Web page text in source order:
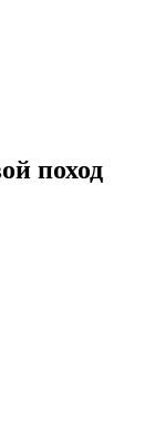
поход